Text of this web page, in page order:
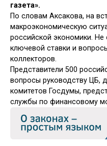
газета».
По словам Аксакова, на
макроэкономическую
российской экономики. Не
ключевой ставки и
коллекторов.
Представители 500
вопросы руководству ЦБ,
комитетов Госдумы,
службы по финансовому